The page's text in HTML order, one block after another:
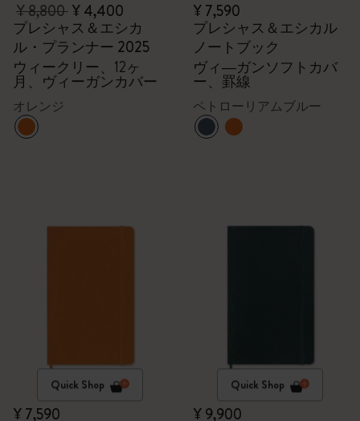
¥ 8,800¥ 4,400
プレシャス＆エシカ
ル・プランナー 2025
ウィークリー、12ヶ
月、ヴィーガンカバー
オレンジ
¥ 7,590
プレシャス＆エシカル
ノートブック
ヴィ―ガンソフトカバ
ー、罫線
ペトローリアムブルー
Quick Shop
¥ 7,590
Quick Shop
¥ 9,900